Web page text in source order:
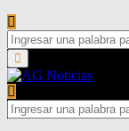
Search
for:Primary
Menu
Search
for: